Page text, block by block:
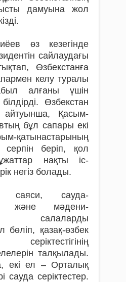
дамуына жол
өз кезегінде
сайлаудағы
Өзбекстанға
келу туралы
алғаны үшін
Өзбекстан
айтуынша, Қасым-
бұл сапары екі
беріп, қол
нақты іс-
негіз болады.
саяси, сауда-
және мәдени-
салаларды
бөліп, қазақ-өзбек
серіктестігінің
талқылады.
екі ел – Орталық
сауда серіктестер.